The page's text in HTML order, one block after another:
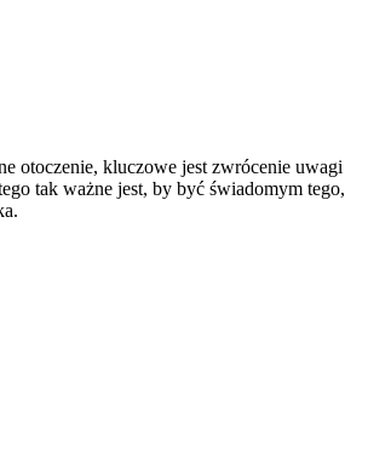
otoczenie, kluczowe jest zwrócenie uwagi
tak ważne jest, by być świadomym tego,